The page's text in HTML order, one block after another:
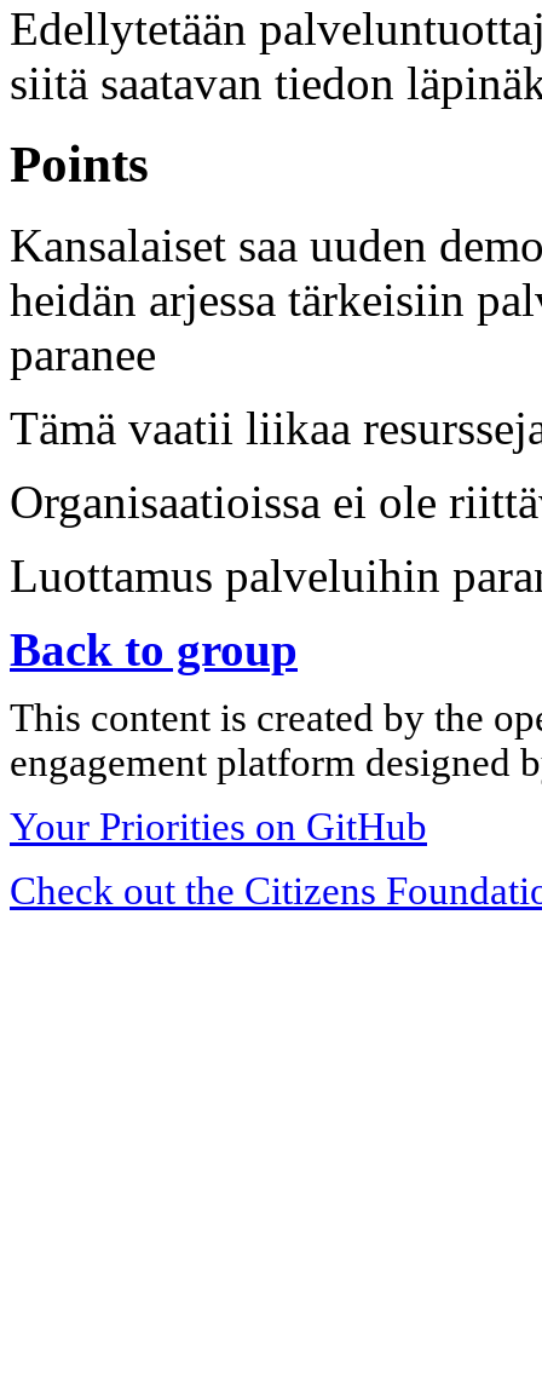
Edellytetään
siitä saatavan tiedon
Points
Kansalaiset saa uuden
heidän arjessa tärkeisiin
paranee
Tämä vaatii liikaa
Organisaatioissa ei ole
Luottamus palveluihin
Back to group
This content is created by the
engagement platform designed
Your Priorities on GitHub
Check out the Citizens